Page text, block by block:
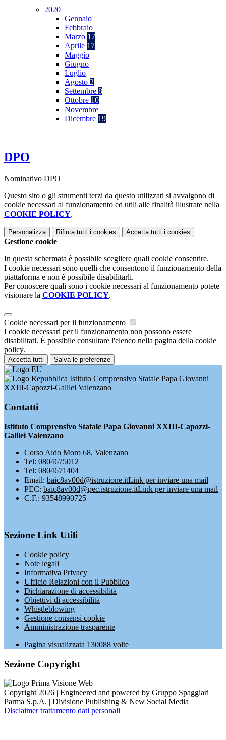
2020
Gennaio
Febbraio
Marzo 17
Aprile 17
Maggio
Giugno
Luglio
Agosto 2
Settembre 8
Ottobre 10
Novembre
Dicembre 19
DPO
Nominativo DPO
Questo sito o gli strumenti terzi da questo utilizzati si avvalgono di
cookie necessari al funzionamento ed utili alle finalità illustrate nella
COOKIE POLICY.
Personalizza Rifiuta tutti i cookies Accetta tutti i cookies
Gestione cookie
In questa schermata è possibile scegliere quali cookie consentire.
I cookie necessari sono quelli che consentono il funzionamento della
piattaforma e non è possibile disabilitarli.
Per conoscere quali sono i cookie necessari al funzionamento potete
visionare la COOKIE POLICY.
Cookie necessari per il funzionamento
I cookie necessari per il funzionamento non possono essere
disabilitati. È possibile consultare l'elenco nella pagina della cookie
policy.
Accetta tutti Salva le preferenze
Istituto Comprensivo Statale Papa Giovanni
XXIII-Capozzi-Galilei Valenzano
Contatti
Istituto Comprensivo Statale Papa Giovanni XXIII-Capozzi-
Galilei Valenzano
Corso Aldo Moro 68, Valenzano
Tel: 0804675012
Tel: 0804671404
Email: baic8av00d@istruzione.itLink per inviare una mail
PEC: baic8av00d@pec.istruzione.itLink per inviare una mail
C.F.: 93548990725
Sezione Link Utili
Cookie policy
Note legali
Informativa Privacy
Ufficio Relazioni con il Pubblico
Dichiarazione di accessibilità
Obiettivi di accessibilità
Whistleblowing
Gestione consensi cookie
Amministrazione trasparente
Pagina visualizzata 130088 volte
Sezione Copyright
Copyright 2026 | Engineered and powered by Gruppo Spaggiari
Parma S.p.A. | Divisione Publishing & New Social Media
Disclaimer trattamento dati personali